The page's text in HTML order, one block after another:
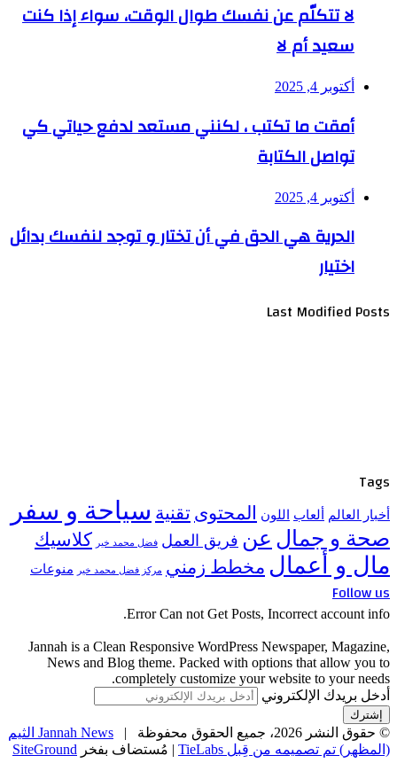
لا تتكلّم عن نفسك طوال الوقت، سواء إذا كنت
سعيد أم لا
أكتوبر 4, 2025
أمقت ما تكتب ، لكنني مستعد لدفع حياتي كي
تواصل الكتابة
أكتوبر 4, 2025
الحرية هي الحق في أن تختار و توجد لنفسك بدائل
اختيار
Last Modified Posts
Tags
أخبار العالم ألعاب اللون المحتوى تقنية سياحة و سفر
صحة و جمال عن فريق العمل فضل محمد خير كلاسيك
مال و أعمال مخطط زمني مركز فضل محمد خير منوعات
Follow us
Error Can not Get Posts, Incorrect account info.
Jannah is a Clean Responsive WordPress Newspaper, Magazine,
News and Blog theme. Packed with options that allow you to
completely customize your website to your needs.
أدخل بريدك الإلكتروني
© حقوق النشر 2026، جميع الحقوق محفوظة |
Jannah News الثيم
(المظهر) تم تصميمه من قِبل TieLabs
| مُستضاف بفخر SiteGround